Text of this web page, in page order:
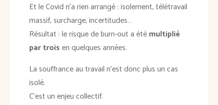
Et le Covid n’a rien arrangé : isolement, télétravail
massif, surcharge, incertitudes…
Résultat : le risque de burn-out a étémultiplié
par troisen quelques années.
La souffrance au travail n’est donc plus un cas
isolé.
C’est un enjeu collectif.